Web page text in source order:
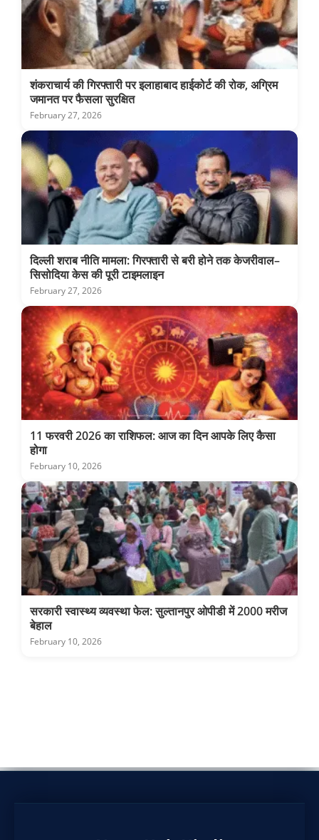
शंकराचार्य की गिरफ्तारी पर इलाहाबाद हाईकोर्ट की रोक, अग्रिम
जमानत पर फैसला सुरक्षित
February 27, 2026
दिल्ली शराब नीति मामला: गिरफ्तारी से बरी होने तक केजरीवाल–
सिसोदिया केस की पूरी टाइमलाइन
February 27, 2026
11 फरवरी 2026 का राशिफल: आज का दिन आपके लिए कैसा
होगा
February 10, 2026
सरकारी स्वास्थ्य व्यवस्था फेल: सुल्तानपुर ओपीडी में 2000 मरीज
बेहाल
February 10, 2026